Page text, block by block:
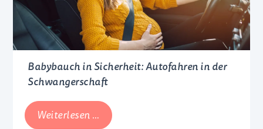
Babybauch in Sicherheit: Autofahren in der
Schwangerschaft
Weiterlesen … Babybauch